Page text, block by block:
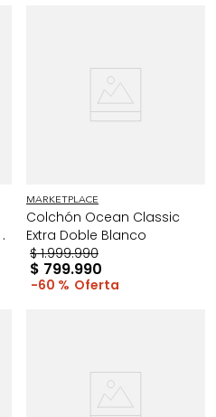
MARKETPLACE
Colchón Ocean Classic
Extra Doble Blanco
$ 1.999.990
$ 799.990
60 %